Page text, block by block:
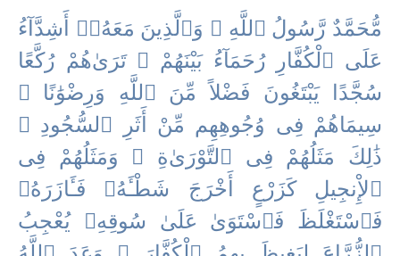
ﻣُّﺤَﻤَّﺪٌ ﺭَّﺳُﻮﻝُ ٱﻟﻠَّﻪِ ۚ ﻭَٱﻟَّﺬِﻳﻦَ ﻣَﻌَﻪُۥٓ ﺃَﺷِﺪَّآءُ
ﻋَﻠَﻰ ٱﻟْﻜُﻔَّﺎﺭِ ﺭُﺣَﻤَﺎٓءُ ﺑَﻴْﻨَﻬُﻢْ ۖ ﺗَﺮَﻯٰﻫُﻢْ ﺭُﻛَّﻌًﺎ
ﺳُﺠَّﺪًا ﻳَﺒْﺘَﻐُﻮﻥَ ﻓَﻀْﻼً ﻣِّﻦَ ٱﻟﻠَّﻪِ ﻭَﺭِﺿْﻮَٰﻧًﺎ ۖ
ﺳِﻴﻤَﺎﻫُﻢْ ﻓِﻰ ﻭُﺟُﻮﻫِﻬِﻢ ﻣِّﻦْ ﺃَﺛَﺮِ ٱﻟﺴُّﺠُﻮﺩِ ۚ
ﺫَٰﻟِﻚَ ﻣَﺜَﻠُﻬُﻢْ ﻓِﻰ ٱﻟﺘَّﻮْﺭَﻯٰﺓِ ۚ ﻭَﻣَﺜَﻠُﻬُﻢْ ﻓِﻰ
ٱﻹِْﻧﺠِﻴﻞِ ﻛَﺰَﺭْﻉٍ ﺃَﺧْﺮَﺝَ ﺷَﻄْـَٔﻪُۥ ﻓَـَٔﺎﺯَﺭَﻩُۥ
ﻓَﭑﺳْﺘَﻐْﻠَﻆَ ﻓَﭑﺳْﺘَﻮَﻯٰ ﻋَﻠَﻰٰ ﺳُﻮﻗِﻪِۦ ﻳُﻌْﺠِﺐُ